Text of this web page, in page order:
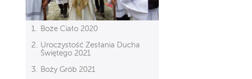
Boże Ciało 2020
Uroczystość Zesłania Ducha
Świętego 2021
Boży Grób 2021